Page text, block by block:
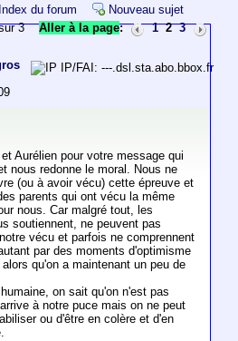
Index du forum
Nouveau sujet
sur 3Aller à la page: 1 2 3
IP/FAI: ---.dsl.sta.abo.bbox.fr
Aurélien pour votre message qui
nous redonne le moral. Nous ne
(ou à avoir vécu) cette épreuve et
parents qui ont vécu la même
nous. Car malgré tout, les
soutiennent, ne peuvent pas
vécu et parfois ne comprennent
par des moments d'optimisme
qu'on a maintenant un peu de
on sait qu'on n'est pas
à notre puce mais on ne peut
ou d'être en colère et d'en